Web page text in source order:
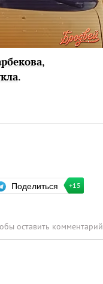
,
.
Поделиться +15
оставить комментарий